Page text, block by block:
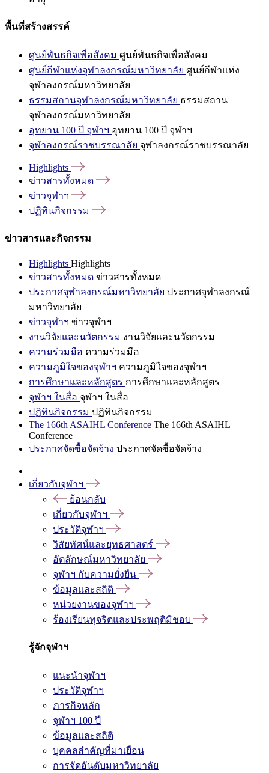
พื้นที่สร้างสรรค์
ศูนย์พันธกิจเพื่อสังคม ศูนย์พันธกิจเพื่อสังคม
ศูนย์กีฬาแห่งจุฬาลงกรณ์มหาวิทยาลัย ศูนย์กีฬาแห่ง
จุฬาลงกรณ์มหาวิทยาลัย
ธรรมสถานจุฬาลงกรณ์มหาวิทยาลัย ธรรมสถาน
จุฬาลงกรณ์มหาวิทยาลัย
อุทยาน 100 ปี จุฬาฯ อุทยาน 100 ปี จุฬาฯ
จุฬาลงกรณ์ราชบรรณาลัย จุฬาลงกรณ์ราชบรรณาลัย
Highlights
ข่าวสารทั้งหมด
ข่าวจุฬาฯ
ปฏิทินกิจกรรม
ข่าวสารและกิจกรรม
Highlights Highlights
ข่าวสารทั้งหมด ข่าวสารทั้งหมด
ประกาศจุฬาลงกรณ์มหาวิทยาลัย ประกาศจุฬาลงกรณ์
มหาวิทยาลัย
ข่าวจุฬาฯ ข่าวจุฬาฯ
งานวิจัยและนวัตกรรม งานวิจัยและนวัตกรรม
ความร่วมมือ ความร่วมมือ
ความภูมิใจของจุฬาฯ ความภูมิใจของจุฬาฯ
การศึกษาและหลักสูตร การศึกษาและหลักสูตร
จุฬาฯ ในสื่อ จุฬาฯ ในสื่อ
ปฏิทินกิจกรรม ปฏิทินกิจกรรม
The 166th ASAIHL Conference The 166th ASAIHL
Conference
ประกาศจัดซื้อจัดจ้าง ประกาศจัดซื้อจัดจ้าง
เกี่ยวกับจุฬาฯ
ย้อนกลับ
เกี่ยวกับจุฬาฯ
ประวัติจุฬาฯ
วิสัยทัศน์และยุทธศาสตร์
อัตลักษณ์มหาวิทยาลัย
จุฬาฯ กับความยั่งยืน
ข้อมูลและสถิติ
หน่วยงานของจุฬาฯ
ร้องเรียนทุจริตและประพฤติมิชอบ
รู้จักจุฬาฯ
แนะนำจุฬาฯ
ประวัติจุฬาฯ
ภารกิจหลัก
จุฬาฯ 100 ปี
ข้อมูลและสถิติ
บุคคลสำคัญที่มาเยือน
การจัดอันดับมหาวิทยาลัย